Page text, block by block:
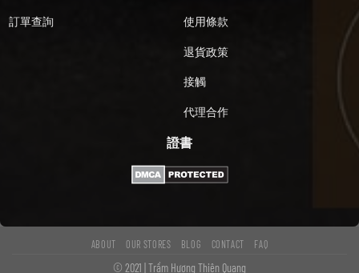
訂單查詢 使用條款
退貨政策
接觸
代理合作
證書
ABOUT OUR STORES BLOG CONTACT FAQ
© 2021 | Trầm Hương Thiên Quang